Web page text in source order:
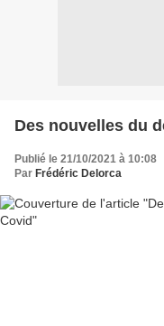
Des nouvelles du
Publié le 21/10/2021 à 10:08
Par Frédéric Delorca